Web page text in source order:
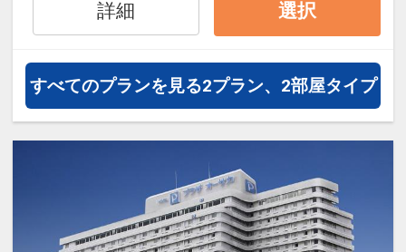
ド（下段セミダブル+上段シング
ル）のお部屋になります。
詳細 選択
すべてのプランを見る2プラン、2部屋タイプ